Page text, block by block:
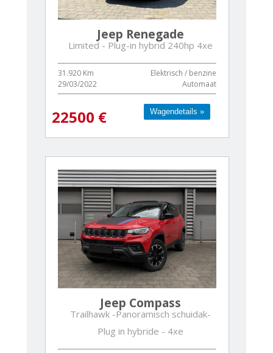
Wagendetails »
Jeep Renegade
Limited - Plug-in hybrid 240hp 4xe
31.920 Km
Elektrisch / benzine
29/03/2022
Automaat
22500 € Wagendetails »
Jeep Compass
Trailhawk -Panoramisch schuidak-
Plug in hybride - 4xe